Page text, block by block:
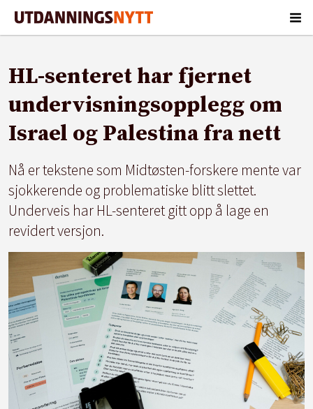
HL-senteret har fjernet
undervisningsopplegg om
Israel og Palestina fra nett
Nå er tekstene som Midtøsten-forskere mente var
sjokkerende og problematiske blitt slettet.
Underveis har HL-senteret gitt opp å lage en
revidert versjon.